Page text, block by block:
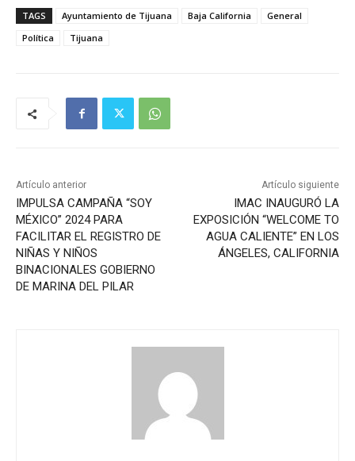
TAGS Ayuntamiento de Tijuana Baja California
General
Política
Tijuana
Artículo anterior
IMPULSA CAMPAÑA “SOY
MÉXICO” 2024 PARA
FACILITAR EL REGISTRO DE
NIÑAS Y NIÑOS
BINACIONALES GOBIERNO
DE MARINA DEL PILAR
Artículo siguiente
IMAC INAUGURÓ LA
EXPOSICIÓN “WELCOME TO
AGUA CALIENTE” EN LOS
ÁNGELES, CALIFORNIA